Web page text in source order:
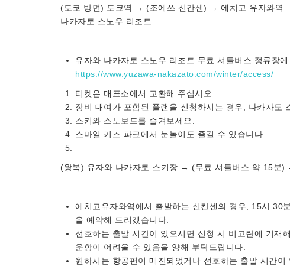
(도쿄 방면) 도쿄역 → (조에쓰 신칸센) → 에치고 유자와
나카자토 스노우 리조트
유자와 나카자토 스노우 리조트 무료 셔틀버스 정류장
https://www.yuzawa-nakazato.com/winter/access/
티켓은 매표소에서 교환해 주십시오.
장비 대여가 포함된 플랜을 신청하시는 경우, 나카자토
스키와 스노보드를 즐겨보세요.
스마일 키즈 파크에서 눈놀이도 즐길 수 있습니다.
(왕복) 유자와 나카자토 스키장 → (무료 셔틀버스 약 15
에치고유자와역에서 출발하는 신칸센의 경우, 15시 30
을 예약해 드리겠습니다.
선호하는 출발 시간이 있으시면 신청 시 비고란에 기재
운항이 어려울 수 있음을 양해 부탁드립니다.
원하시는 항공편이 매진되었거나 선호하는 출발 시간